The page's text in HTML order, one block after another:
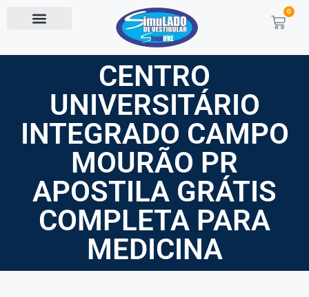
0
CENTRO
UNIVERSITÁRIO
INTEGRADO CAMPO
MOURÃO PR
APOSTILA GRÁTIS
COMPLETA PARA
MEDICINA